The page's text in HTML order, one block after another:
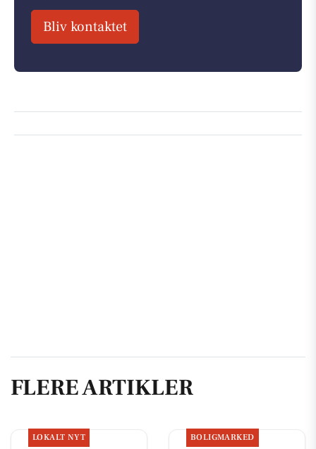
Bliv kontaktet
FLERE ARTIKLER
LOKALT NYT BOLIGMARKED